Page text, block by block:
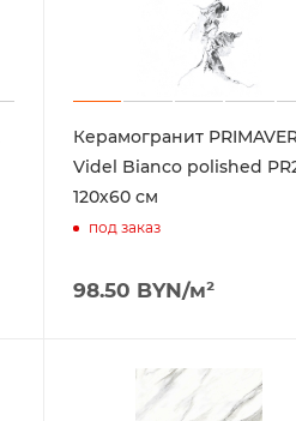
Керамогранит
Videl Bianco polished
120х60 см
под заказ
98.50 BYN/м²